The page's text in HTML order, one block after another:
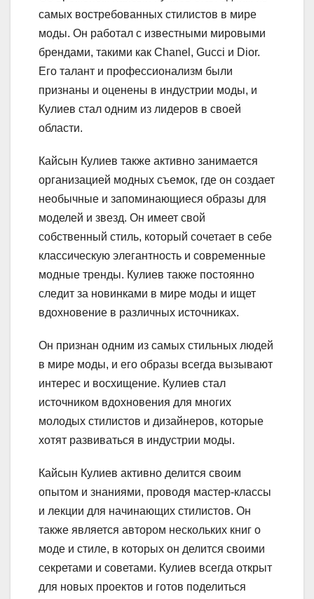
самых востребованных стилистов в мире
моды. Он работал с известными мировыми
брендами, такими как Chanel, Gucci и Dior.
Его талант и профессионализм были
признаны и оценены в индустрии моды, и
Кулиев стал одним из лидеров в своей
области.
Кайсын Кулиев также активно занимается
организацией модных съемок, где он создает
необычные и запоминающиеся образы для
моделей и звезд. Он имеет свой
собственный стиль, который сочетает в себе
классическую элегантность и современные
модные тренды. Кулиев также постоянно
следит за новинками в мире моды и ищет
вдохновение в различных источниках.
Он признан одним из самых стильных людей
в мире моды, и его образы всегда вызывают
интерес и восхищение. Кулиев стал
источником вдохновения для многих
молодых стилистов и дизайнеров, которые
хотят развиваться в индустрии моды.
Кайсын Кулиев активно делится своим
опытом и знаниями, проводя мастер-классы
и лекции для начинающих стилистов. Он
также является автором нескольких книг о
моде и стиле, в которых он делится своими
секретами и советами. Кулиев всегда открыт
для новых проектов и готов поделиться